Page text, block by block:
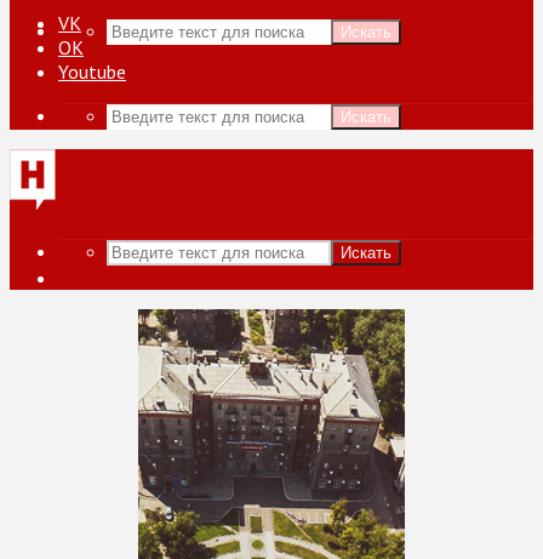
Искать
VK
ОК
Youtube
Искать
Искать